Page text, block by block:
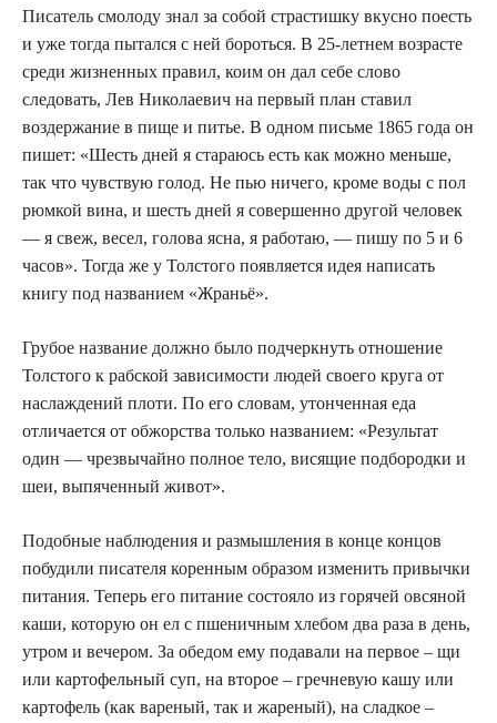
Писатель смолоду знал за собой страстишку вкусно поесть
и уже тогда пытался с ней бороться. В 25-летнем возрасте
среди жизненных правил, коим он дал себе слово
следовать, Лев Николаевич на первый план ставил
воздержание в пище и питье. В одном письме 1865 года он
пишет: «Шесть дней я стараюсь есть как можно меньше,
так что чувствую голод. Не пью ничего, кроме воды с пол
рюмкой вина, и шесть дней я совершенно другой человек
— я свеж, весел, голова ясна, я работаю, — пишу по 5 и 6
часов». Тогда же у Толстого появляется идея написать
книгу под названием «Жраньё».
Грубое название должно было подчеркнуть отношение
Толстого к рабской зависимости людей своего круга от
наслаждений плоти. По его словам, утонченная еда
отличается от обжорства только названием: «Результат
один — чрезвычайно полное тело, висящие подбородки и
шеи, выпяченный живот».
Подобные наблюдения и размышления в конце концов
побудили писателя коренным образом изменить привычки
питания. Теперь его питание состояло из горячей овсяной
каши, которую он ел с пшеничным хлебом два раза в день,
утром и вечером. За обедом ему подавали на первое – щи
или картофельный суп, на второе – гречневую кашу или
картофель (как вареный, так и жареный), на сладкое –